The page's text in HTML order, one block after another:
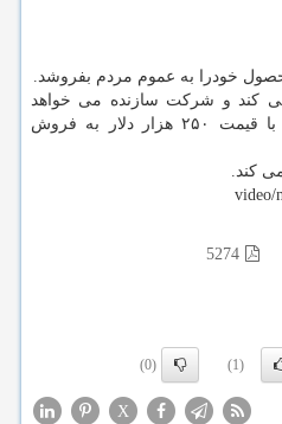
كند و شركت سازنده می خواهد
نسخه برقی آنرا تولید كرده و با قیمت ۲۵۰ هزار دلار به فروش
كند.
5274
(1)
(0)
X